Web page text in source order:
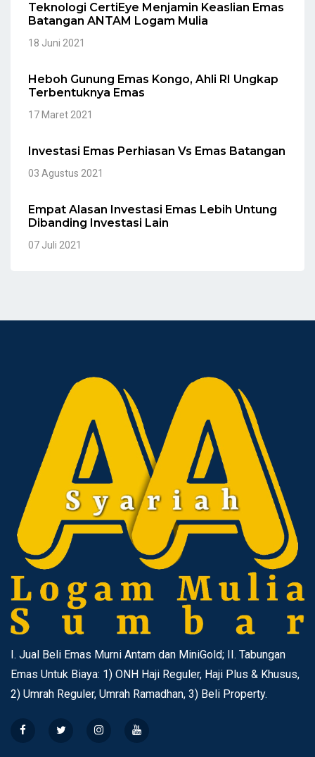
Teknologi CertiEye Menjamin Keaslian Emas
Batangan ANTAM Logam Mulia
18 Juni 2021
Heboh Gunung Emas Kongo, Ahli RI Ungkap
Terbentuknya Emas
17 Maret 2021
Investasi Emas Perhiasan Vs Emas Batangan
03 Agustus 2021
Empat Alasan Investasi Emas Lebih Untung
Dibanding Investasi Lain
07 Juli 2021
I. Jual Beli Emas Murni Antam dan MiniGold; II. Tabungan
Emas Untuk Biaya: 1) ONH Haji Reguler, Haji Plus & Khusus,
2) Umrah Reguler, Umrah Ramadhan, 3) Beli Property.